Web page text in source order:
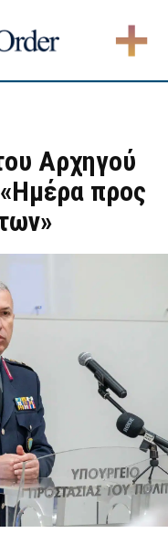
Αρχηγού
προς